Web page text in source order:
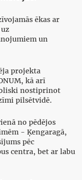
ēkas ar
un
projekta
kā arī
nostiprinot
pilsētvidē.
no pēdējos
- Ķengaragā,
pēc
centra, bet ar labu